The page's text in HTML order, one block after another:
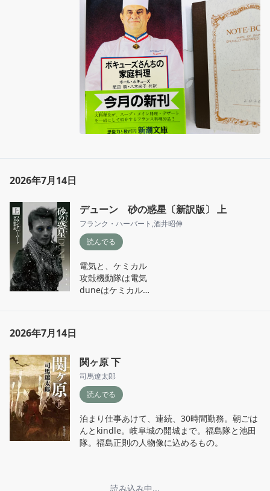
ポトフ。文庫の帯のコピーはきっと糸井さん、
昭和63年、中の折り込みチラシは同年4月公開
の「火垂るの墓」の割引券。想像力と数百円。
おいしさ詰まった文庫。
2026年7月14日
デューン 砂の惑星〔新訳版〕 上
フランク・ハーバート ,酒井昭伸
読んでる
電気と、ケミカル
攻殻機動隊は電気
duneはケミカル
2026年7月14日
関ヶ原 下
司馬遼太郎
読んでる
泊まり仕事あけて、連続、30時間勤務。朝ごは
んとkindle。岐阜城の開城まで。福島隊と池田
隊。福島正則の人物像に込めるもの。
読み込み中...